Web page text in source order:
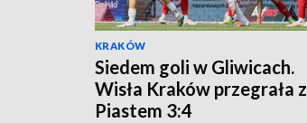
KRAKÓW
Siedem goli w Gliwicach.
Wisła Kraków przegrała z
Piastem 3:4